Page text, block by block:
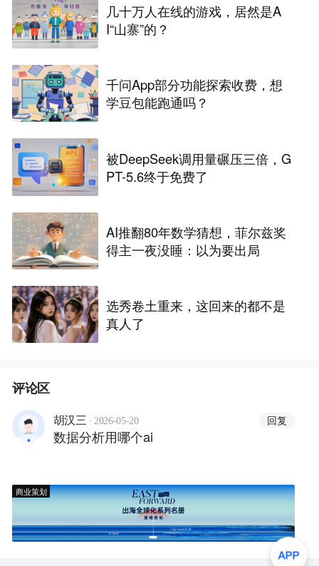
几十万人在线的游戏，居然是A
I“山寨”的？
千问App部分功能探索收费，想
学豆包能跑通吗？
被DeepSeek调用量碾压三倍，G
PT-5.6终于免费了
AI推翻80年数学猜想，菲尔兹奖
得主一夜没睡：以为要出局
选秀卷土重来，这回来的都不是
真人了
评论区
胡汉三 · 2026-05-20 回复
数据分析用哪个ai
商业策划